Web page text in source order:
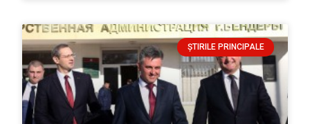
ȘTIRILE PRINCIPALE